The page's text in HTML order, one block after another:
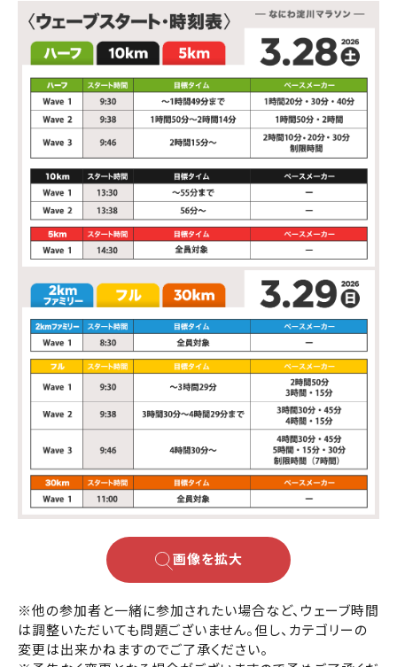
画像を拡大
※他の参加者と一緒に参加されたい場合など、ウェーブ時間
は調整いただいても問題ございません。但し、カテゴリーの
変更は出来かねますのでご了承ください。